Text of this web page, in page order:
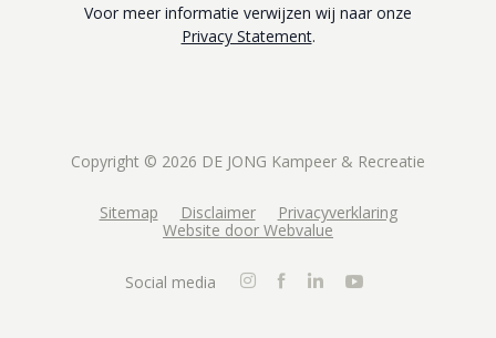
Voor meer informatie verwijzen wij naar onze
Privacy Statement.
Copyright © 2026 DE JONG Kampeer & Recreatie
Sitemap Disclaimer
Privacyverklaring
Website door Webvalue
Social media